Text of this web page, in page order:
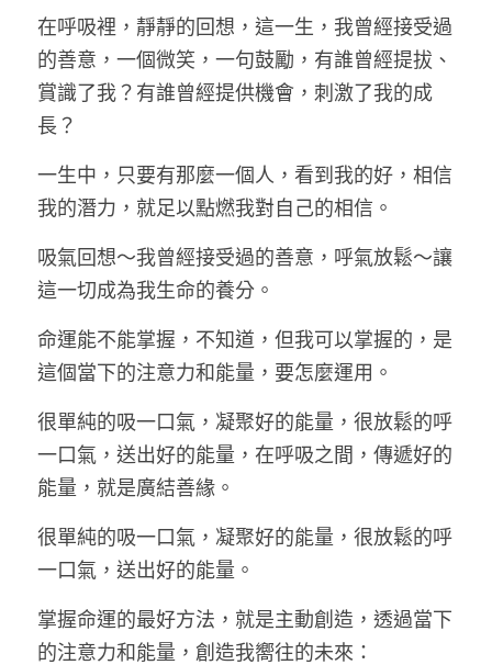
在呼吸裡，靜靜的回想，這一生，我曾經接受過
的善意，一個微笑，一句鼓勵，有誰曾經提拔、
賞識了我？有誰曾經提供機會，刺激了我的成
長？
一生中，只要有那麼一個人，看到我的好，相信
我的潛力，就足以點燃我對自己的相信。
吸氣回想～我曾經接受過的善意，呼氣放鬆～讓
這一切成為我生命的養分。
命運能不能掌握，不知道，但我可以掌握的，是
這個當下的注意力和能量，要怎麼運用。
很單純的吸一口氣，凝聚好的能量，很放鬆的呼
一口氣，送出好的能量，在呼吸之間，傳遞好的
能量，就是廣結善緣。
很單純的吸一口氣，凝聚好的能量，很放鬆的呼
一口氣，送出好的能量。
掌握命運的最好方法，就是主動創造，透過當下
的注意力和能量，創造我嚮往的未來：